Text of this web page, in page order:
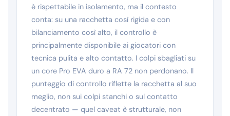
è rispettabile in isolamento, ma il contesto
conta: su una racchetta così rigida e con
bilanciamento così alto, il controllo è
principalmente disponibile ai giocatori con
tecnica pulita e alto contatto. I colpi sbagliati su
un core Pro EVA duro a RA 72 non perdonano. Il
punteggio di controllo riflette la racchetta al suo
meglio, non sui colpi stanchi o sul contatto
decentrato — quel caveat è strutturale, non